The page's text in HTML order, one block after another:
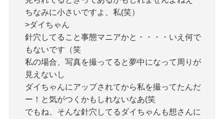
ちなみに小さいですよ、私(笑）
>ダイちゃん
針穴してること事態マニアかと・・・・いえ何で
もないです（笑
私の場合、写真を撮ってると夢中になって周りが
見えないし
ダイちゃんにアップされてから私を撮ってたんだ
ー！と気がつくかもしれないなあ(笑
でもね、そんな針穴してるダイちゃんも想さんに